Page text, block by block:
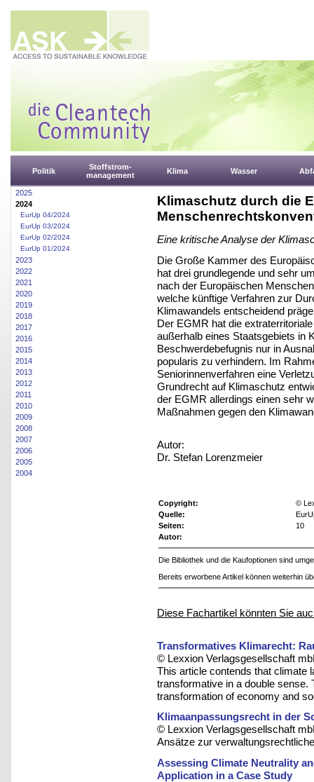
Politik
Stoffstrom-
management
Klima Wasser
2025
2024
EurUp 04/2024
EurUp 03/2024
EurUp 02/2024
EurUp 01/2024
2023
2022
2021
2020
2019
2018
2017
2016
2015
2014
2013
2012
2011
2010
2009
2008
2007
2006
2005
2004
Klimaschutz durch die
Eine kritische Analyse der
Die Große Kammer des
hat drei grundlegende und sehr
nach der Europäischen
welche künftige Verfahren zur
Klimawandels entscheidend
Der EGMR hat die
außerhalb eines Staatsgebiets in
Beschwerdebefugnis nur in
popularis zu verhindern. Im
Seniorinnenverfahren eine
Grundrecht auf Klimaschutz
der EGMR allerdings einen sehr
Maßnahmen gegen den
Autor:
Dr. Stefan Lorenzmeier
Copyright:
©
Quelle:
Seiten:
10
Autor:
Die Bibliothek und die Kaufoptionen sind
Bereits erworbene Artikel können weiterhin
Diese Fachartikel könnten Sie
Transformatives Klimarecht:
© Lexxion Verlagsgesellschaft
This article contends that climate
transformative in a double
transformation of economy and
Klimaanpassungsrecht in der
© Lexxion Verlagsgesellschaft
Ansätze zur
Assessing Climate Neutrality
Application in a Case Study